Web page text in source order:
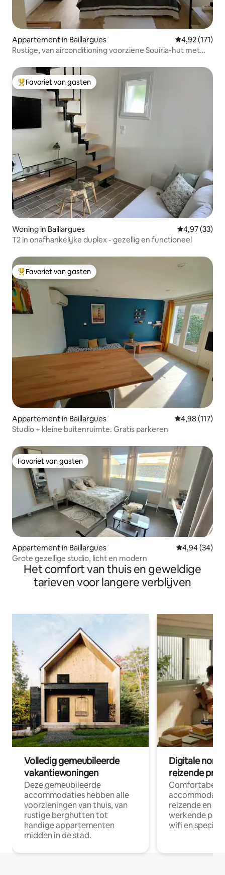
Appartement in Baillargues Gemiddelde
4,92 (171)
Rustige, van airconditioning voorziene Souiria-hut met
Topfavoriet van gasten
Favoriet van gasten
Woning in Baillargues Gemiddelde
4,97 (33)
T2 in onafhankelijke duplex - gezellig en functioneel
Topfavoriet van gasten
Favoriet van gasten
Appartement in Baillargues Gemiddelde
4,98 (117)
Studio + kleine buitenruimte. Gratis parkeren
Favoriet van gasten
Favoriet van gasten
Appartement in Baillargues Gemiddelde
4,94 (34)
Grote gezellige studio, licht en modern
Het comfort van thuis en geweldige
tarieven voor langere verblijven
Volledig gemeubileerde
vakantiewoningen
Deze gemeubileerde
accommodaties hebben alle
voorzieningen van thuis, van
rustige berghutten tot
handige appartementen
midden in de stad.
Digitale
reizende
Comfortabele
reizende en
werkende
wifi en